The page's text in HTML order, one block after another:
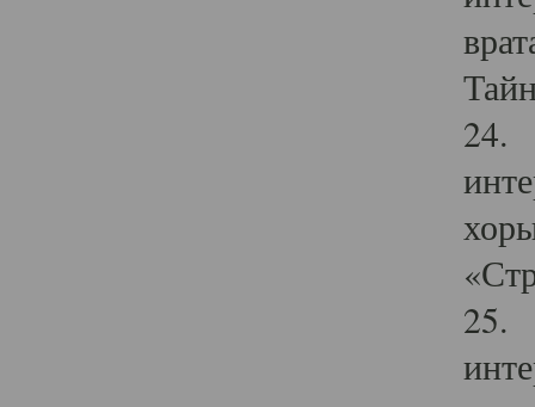
24.
25.